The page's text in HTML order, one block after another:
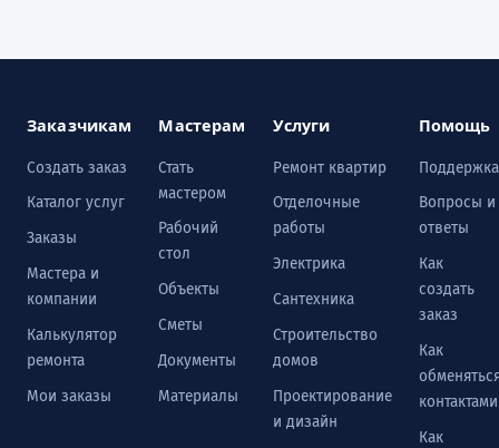
Заказчикам
Создать заказ
Каталог услуг
Заказы
Мастера и
компании
Калькулятор
ремонта
Мои заказы
Мастерам
Стать
мастером
Рабочий
стол
Объекты
Сметы
Документы
Материалы
Услуги
Ремонт квартир
Отделочные
работы
Электрика
Сантехника
Строительство
домов
Проектирование
и дизайн
Помощь
Поддержка
Вопросы и
ответы
Как
создать
заказ
Как
контактами
Как